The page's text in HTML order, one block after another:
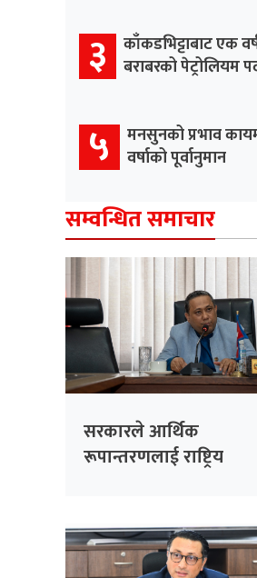
३ काँकडभिट्टाबाट एक
बराबरको पेट्रोलियम
५ मनसुनको प्रभाव
वर्षाको पूर्वानुमान
सम्वन्धित समाचार
सरकारले आर्थिक
रूपान्तरणलाई राष्ट्रिय